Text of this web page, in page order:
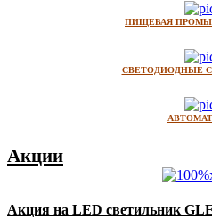
ПИЩЕВАЯ
СВЕТОДИОДНЫЕ
Акции
Акция на LED светильник